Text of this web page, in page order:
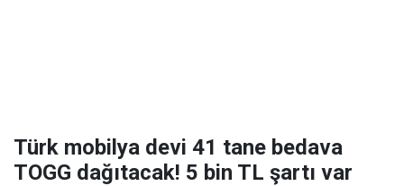
Türk mobilya devi 41 tane bedava
TOGG dağıtacak! 5 bin TL şartı var